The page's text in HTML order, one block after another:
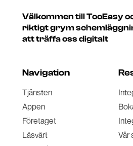
Välkommen till TooEasy
riktigt grym
att träffa oss digitalt
Navigation
Tjänsten
Appen
Företaget
Läsvärt
Vår